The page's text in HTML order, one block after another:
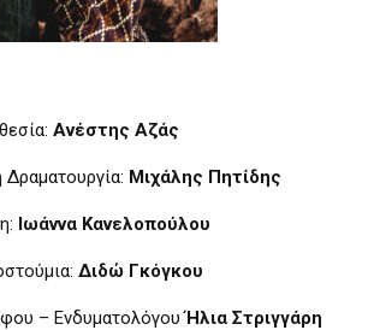
Ανέστης Αζάς
Δραματουργία: Μιχάλης Πητίδης
Ιωάννα Κανελοπούλου
Διδώ Γκόγκου
– ΕνδυματολόγουΉλια Στριγγάρη